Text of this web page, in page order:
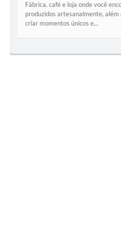
Fábrica, café e loja onde você
produzidos artesanalmente,
criar momentos únicos e...